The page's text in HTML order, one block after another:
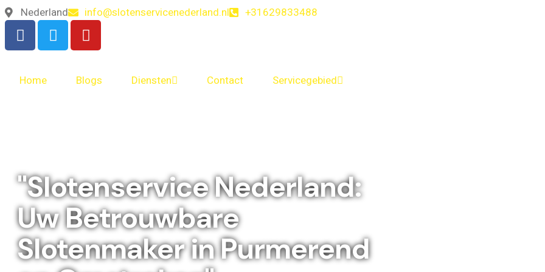
Nederland info@slotenservicenederland.nl +31629833488
Home Blogs Diensten Contact Servicegebied
"Slotenservice Nederland:
Uw Betrouwbare
Slotenmaker in Purmerend